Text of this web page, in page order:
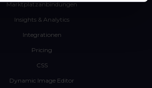
Marktplatzanbindungen
Insights & Analytics
Integrationen
Pricing
CSS
Dynamic Image Editor